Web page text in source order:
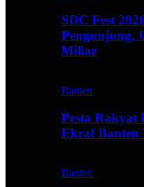
SDC Fest
Pengunjung,
Miliar
Banten
Pesta Rakyat
Ekraf Banten
Banten